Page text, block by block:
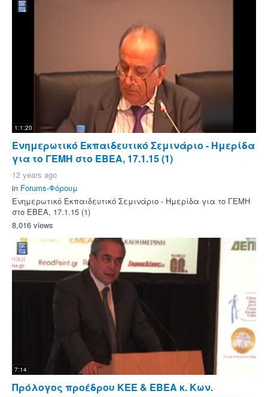
1:1:20
Ενημερωτικό Εκπαιδευτικό Σεμινάριο - Ημερίδα
για το ΓΕΜΗ στο ΕΒΕΑ, 17.1.15 (1)
12 years ago
in Forums-Φόρουμ
Ενημερωτικό Εκπαιδευτικό Σεμινάριο - Ημερίδα για το ΓΕΜΗ
στο ΕΒΕΑ, 17.1.15 (1)
8,016 views
7:14
Πρόλογος προέδρου ΚΕΕ & ΕΒΕΑ κ. Κων.